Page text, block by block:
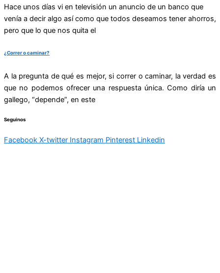
Hace unos días vi en televisión un anuncio de un banco que
venía a decir algo así como que todos deseamos tener ahorros,
pero que lo que nos quita el
¿Correr o caminar?
A la pregunta de qué es mejor, si correr o caminar, la verdad es
que no podemos ofrecer una respuesta única. Como diría un
gallego, “depende”, en este
Seguinos
Facebook X-twitter Instagram Pinterest Linkedin